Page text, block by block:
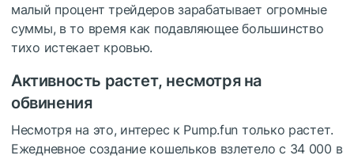
малый процент трейдеров зарабатывает огромные
суммы, в то время как подавляющее большинство
тихо истекает кровью.
Активность растет, несмотря на
обвинения
Несмотря на это, интерес к Pump.fun только растет.
Ежедневное создание кошельков взлетело с 34 000 в